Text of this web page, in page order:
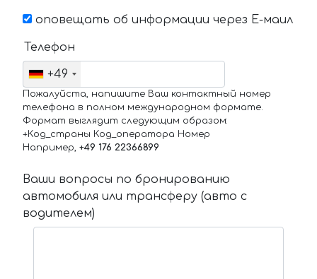
оповещать об информации через Е-маил
Телефон
+49
Пожалуйста, напишите Ваш контактный номер
телефона в полном международном формате.
Формат выглядит следующим образом:
+Код_страны Код_оператора Номер
Например, +49 176 22366899
Ваши вопросы по бронированию
автомобиля или трансферу (авто с
водителем)